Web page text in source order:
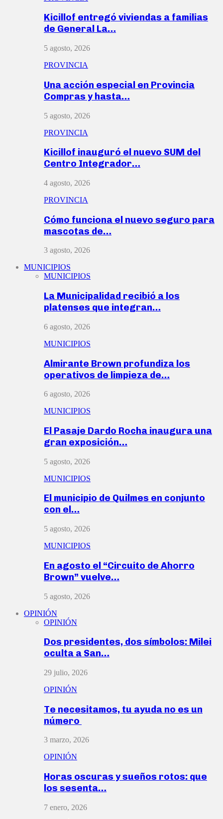
Kicillof entregó viviendas a familias
de General La…
5 agosto, 2026
PROVINCIA
Una acción especial en Provincia
Compras y hasta…
5 agosto, 2026
PROVINCIA
Kicillof inauguró el nuevo SUM del
Centro Integrador…
4 agosto, 2026
PROVINCIA
Cómo funciona el nuevo seguro para
mascotas de…
3 agosto, 2026
MUNICIPIOS
MUNICIPIOS
La Municipalidad recibió a los
platenses que integran…
6 agosto, 2026
MUNICIPIOS
Almirante Brown profundiza los
operativos de limpieza de…
6 agosto, 2026
MUNICIPIOS
El Pasaje Dardo Rocha inaugura una
gran exposición…
5 agosto, 2026
MUNICIPIOS
El municipio de Quilmes en conjunto
con el…
5 agosto, 2026
MUNICIPIOS
En agosto el “Circuito de Ahorro
Brown” vuelve…
5 agosto, 2026
OPINIÓN
OPINIÓN
Dos presidentes, dos símbolos: Milei
oculta a San…
29 julio, 2026
OPINIÓN
Te necesitamos, tu ayuda no es un
número
3 marzo, 2026
OPINIÓN
Horas oscuras y sueños rotos: que
los sesenta…
7 enero, 2026